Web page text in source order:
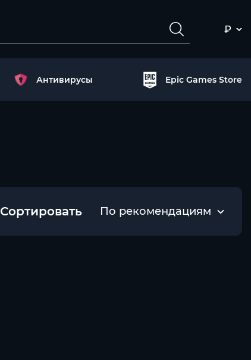
₽
Антивирусы Epic Games Store
Сортировать По рекомендациям